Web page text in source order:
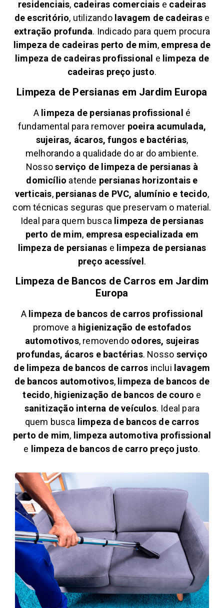
residenciais, cadeiras comerciais e cadeiras
de escritório, utilizando lavagem de cadeirase
extração profunda. Indicado para quem procura
limpeza de cadeiras perto de mim, empresa de
limpeza de cadeiras profissional e limpeza de
cadeiras preço justo.
Limpeza de Persianas em Jardim Europa
A limpeza de persianas profissional é
fundamental para remover poeira acumulada,
sujeiras, ácaros, fungos e bactérias,
melhorando a qualidade do ar do ambiente.
Nossoserviço de limpeza de persianas à
domicílio atende persianas horizontais e
verticais, persianas de PVC, alumínio e tecido,
com técnicas seguras que preservam o material.
Ideal para quem busca limpeza de persianas
perto de mim, empresa especializada em
limpeza de persianas e limpeza de persianas
preço acessível.
Limpeza de Bancos de Carros em Jardim
Europa
A limpeza de bancos de carros profissional
promove a higienização de estofados
automotivos, removendo odores, sujeiras
profundas, ácaros e bactérias. Nosso serviço
de limpeza de bancos de carros inclui lavagem
de bancos automotivos, limpeza de bancos de
tecido, higienização de bancos de couro e
sanitização interna de veículos. Ideal para
quem busca limpeza de bancos de carros
perto de mim, limpeza automotiva profissional
e limpeza de bancos de carro preço justo.